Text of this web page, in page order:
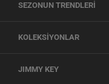
SEZONUN TRENDLERİ
KOLEKSİYONLAR
JIMMY KEY